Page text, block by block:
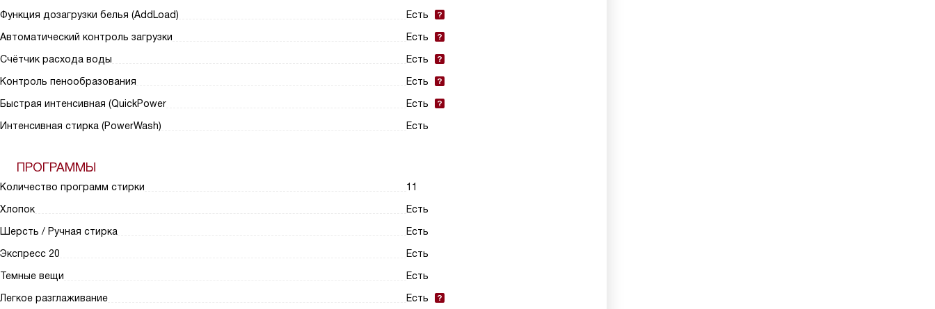
Функция дозагрузки белья (AddLoad)
Есть
Автоматический контроль загрузки
Есть
Счётчик расхода воды
Есть
Контроль пенообразования
Есть
Быстрая интенсивная (QuickPower
Есть
Интенсивная стирка (PowerWash)
Есть
ПРОГРАММЫ
Количество программ стирки
11
Хлопок
Есть
Шерсть / Ручная стирка
Есть
Экспресс 20
Есть
Темные вещи
Есть
Легкое разглаживание
Есть